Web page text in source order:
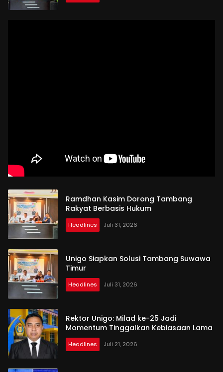
Ramdhan Kasim Dorong Tambang
Rakyat Berbasis Hukum
Headlines Juli 31, 2026
Unigo Siapkan Solusi Tambang Suwawa
Timur
Headlines Juli 31, 2026
Rektor Unigo: Milad ke-25 Jadi
Momentum Tinggalkan Kebiasaan Lama
Headlines Juli 21, 2026